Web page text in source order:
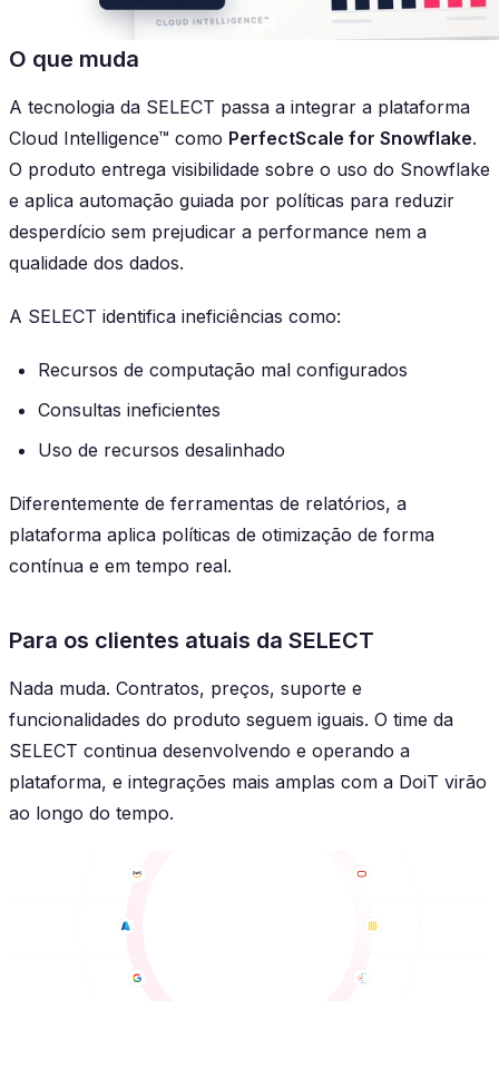
O que muda
A tecnologia da SELECT passa a integrar a plataforma
Cloud Intelligence™ como PerfectScale for Snowflake.
O produto entrega visibilidade sobre o uso do Snowflake
e aplica automação guiada por políticas para reduzir
desperdício sem prejudicar a performance nem a
qualidade dos dados.
A SELECT identifica ineficiências como:
Recursos de computação mal configurados
Consultas ineficientes
Uso de recursos desalinhado
Diferentemente de ferramentas de relatórios, a
plataforma aplica políticas de otimização de forma
contínua e em tempo real.
Para os clientes atuais da SELECT
Nada muda. Contratos, preços, suporte e
funcionalidades do produto seguem iguais. O time da
SELECT continua desenvolvendo e operando a
plataforma, e integrações mais amplas com a DoiT virão
ao longo do tempo.